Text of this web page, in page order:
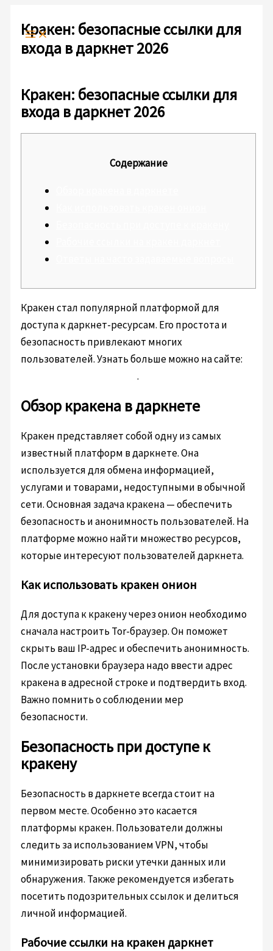
contenido
Кракен: безопасные ссылки для
входа в даркнет 2026
Кракен: безопасные ссылки для
входа в даркнет 2026
Содержание
Кракен стал популярной платформой для
доступа к даркнет-ресурсам. Его простота и
безопасность привлекают многих
пользователей. Узнать больше можно на сайте:
https://xn--krken-sqa.com.
Обзор кракена в даркнете
Кракен представляет собой одну из самых
известный платформ в даркнете. Она
используется для обмена информацией,
услугами и товарами, недоступными в обычной
сети. Основная задача кракена — обеспечить
безопасность и анонимность пользователей. На
платформе можно найти множество ресурсов,
которые интересуют пользователей даркнета.
Как использовать кракен онион
Для доступа к кракену через онион необходимо
сначала настроить Tor-браузер. Он поможет
скрыть ваш IP-адрес и обеспечить анонимность.
После установки браузера надо ввести адрес
кракена в адресной строке и подтвердить вход.
Важно помнить о соблюдении мер
безопасности.
Безопасность при доступе к
кракену
Безопасность в даркнете всегда стоит на
первом месте. Особенно это касается
платформы кракен. Пользователи должны
следить за использованием VPN, чтобы
минимизировать риски утечки данных или
обнаружения. Также рекомендуется избегать
посетить подозрительных ссылок и делиться
личной информацией.
Рабочие ссылки на кракен даркнет
aquí...
electrónico*